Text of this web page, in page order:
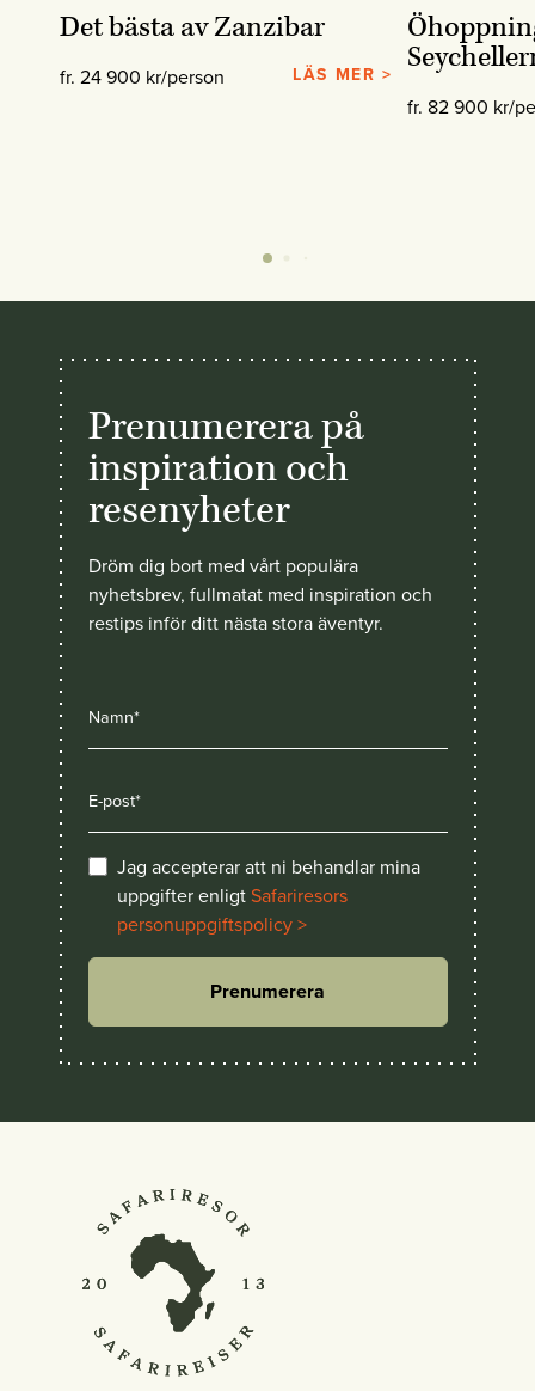
Det bästa av Zanzibar
fr. 24 900 kr/person LÄS MER >
fr. 82 900 kr/
Prenumerera på
inspiration och
resenyheter
Dröm dig bort med vårt populära
nyhetsbrev, fullmatat med inspiration och
restips inför ditt nästa stora äventyr.
Jag accepterar att ni behandlar mina
uppgifter enligtSafariresors
personuppgiftspolicy >
Prenumerera